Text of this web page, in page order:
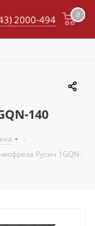
0
2000-494
140
-
Русич 1GQN-